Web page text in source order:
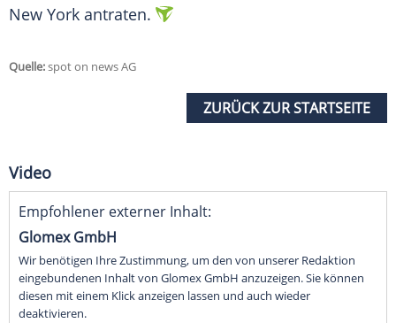
New York antraten.
Quelle:spot on news AG
ZURÜCK ZUR STARTSEITE
Video
Empfohlener externer Inhalt:
Glomex GmbH
Wir benötigen Ihre Zustimmung, um den von unserer Redaktion
eingebundenen Inhalt von Glomex GmbH anzuzeigen. Sie können
diesen mit einem Klick anzeigen lassen und auch wieder
deaktivieren.